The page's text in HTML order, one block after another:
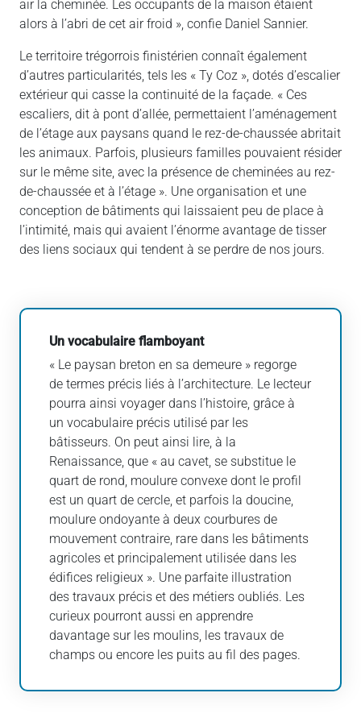
air la cheminée. Les occupants de la maison étaient
alors à l’abri de cet air froid », confie Daniel Sannier.
Le territoire trégorrois finistérien connaît également
d’autres particularités, tels les « Ty Coz », dotés d’escalier
extérieur qui casse la continuité de la façade. « Ces
escaliers, dit à pont d’allée, permettaient l’aménagement
de l’étage aux paysans quand le rez-de-chaussée abritait
les animaux. Parfois, plusieurs familles pouvaient résider
sur le même site, avec la présence de cheminées au rez-
de-chaussée et à l’étage ». Une organisation et une
conception de bâtiments qui laissaient peu de place à
l’intimité, mais qui avaient l’énorme avantage de tisser
des liens sociaux qui tendent à se perdre de nos jours.
Un vocabulaire flamboyant
« Le paysan breton en sa demeure » regorge
de termes précis liés à l’architecture. Le lecteur
pourra ainsi voyager dans l’histoire, grâce à
un vocabulaire précis utilisé par les
bâtisseurs. On peut ainsi lire, à la
Renaissance, que « au cavet, se substitue le
quart de rond, moulure convexe dont le profil
est un quart de cercle, et parfois la doucine,
moulure ondoyante à deux courbures de
mouvement contraire, rare dans les bâtiments
agricoles et principalement utilisée dans les
édifices religieux ». Une parfaite illustration
des travaux précis et des métiers oubliés. Les
curieux pourront aussi en apprendre
davantage sur les moulins, les travaux de
champs ou encore les puits au fil des pages.